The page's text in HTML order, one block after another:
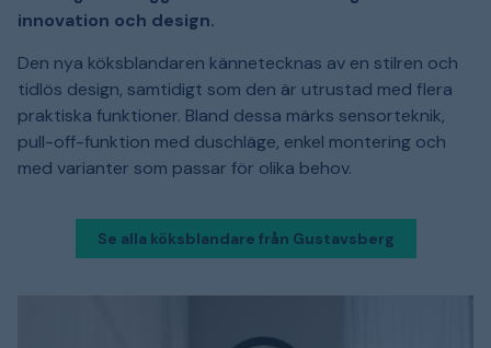
innovation och design.
Den nya köksblandaren kännetecknas av en stilren och
tidlös design, samtidigt som den är utrustad med flera
praktiska funktioner. Bland dessa märks sensorteknik,
pull-off-funktion med duschläge, enkel montering och
med varianter som passar för olika behov.
Se alla köksblandare från Gustavsberg